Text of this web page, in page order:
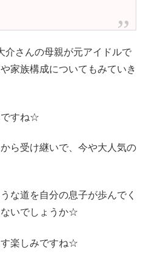
介さんの母親が元アイドルで
家族構成についてもみていき
ですね☆
ら受け継いで、今や大人気の
な道を自分の息子が歩んでく
いでしょうか☆
す楽しみですね☆